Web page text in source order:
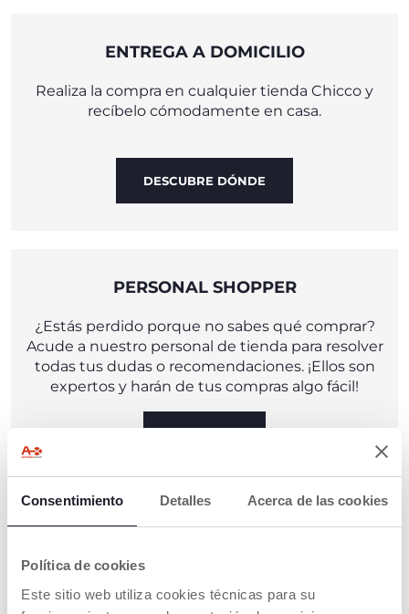
Consentimiento Detalles Acerca de las cookies
Política de cookies
Este sitio web utiliza cookies técnicas para su
ENTREGA A DOMICILIO
Realiza la compra en cualquier tienda Chicco y
recíbelo cómodamente en casa.
DESCUBRE DÓNDE
PERSONAL SHOPPER
¿Estás perdido porque no sabes qué comprar?
Acude a nuestro personal de tienda para resolver
todas tus dudas o recomendaciones. ¡Ellos son
expertos y harán de tus compras algo fácil!
de sustitución? ¡No hay problema! Si has